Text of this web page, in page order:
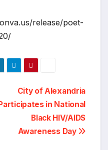
release/poet-
City of Alexandria
in National
Black HIV/AIDS
Awareness Day